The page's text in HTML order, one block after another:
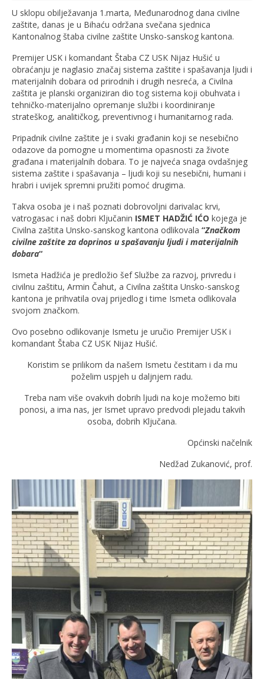
U sklopu obilježavanja 1.marta, Međunarodnog dana civilne
zaštite, danas je u Bihaću održana svečana sjednica
Kantonalnog štaba civilne zaštite Unsko-sanskog kantona.
Premijer USK i komandant Štaba CZ USK Nijaz Hušić u
obraćanju je naglasio značaj sistema zaštite i spašavanja ljudi i
materijalnih dobara od prirodnih i drugih nesreća, a Civilna
zaštita je planski organiziran dio tog sistema koji obuhvata i
tehničko-materijalno opremanje službi i koordiniranje
strateškog, analitičkog, preventivnog i humanitarnog rada.
Pripadnik civilne zaštite je i svaki građanin koji se nesebično
odazove da pomogne u momentima opasnosti za živote
građana i materijalnih dobara. To je najveća snaga ovdašnjeg
sistema zaštite i spašavanja – ljudi koji su nesebični, humani i
hrabri i uvijek spremni pružiti pomoć drugima.
Takva osoba je i naš poznati dobrovoljni darivalac krvi,
vatrogasac i naš dobri Ključanin ISMET HADŽIĆ IĆO kojega je
Civilna zaštita Unsko-sanskog kantona odlikovala “Značkom
civilne zaštite za doprinos u spašavanju ljudi i materijalnih
dobara“
Ismeta Hadžića je predložio šef Službe za razvoj, privredu i
civilnu zaštitu, Armin Čahut, a Civilna zaštita Unsko-sanskog
kantona je prihvatila ovaj prijedlog i time Ismeta odlikovala
svojom značkom.
Ovo posebno odlikovanje Ismetu je uručio Premijer USK i
komandant Štaba CZ USK Nijaz Hušić.
Koristim se prilikom da našem Ismetu čestitam i da mu
poželim uspjeh u daljnjem radu.
Treba nam više ovakvih dobrih ljudi na koje možemo biti
ponosi, a ima nas, jer Ismet upravo predvodi plejadu takvih
osoba, dobrih Ključana.
Općinski načelnik
Nedžad Zukanović, prof.